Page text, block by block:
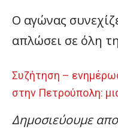
Ο αγώνας
απλώσει σε όλη
Συζήτηση –
στην Πετρούπολη:
Δημοσιεύουμε